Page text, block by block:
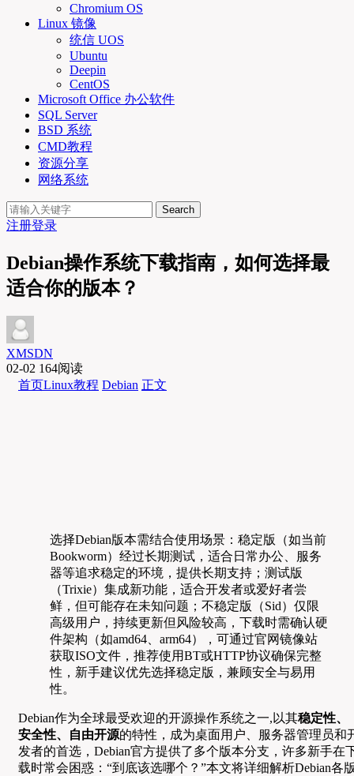
Chromium OS
Linux 镜像
统信 UOS
Ubuntu
Deepin
CentOS
Microsoft Office 办公软件
SQL Server
BSD 系统
CMD教程
资源分享
网络系统
Search
注册登录
Debian操作系统下载指南，如何选择最
适合你的版本？
XMSDN
02-02 164阅读
首页Linux教程 Debian 正文
选择Debian版本需结合使用场景：稳定版（如当前
Bookworm）经过长期测试，适合日常办公、服务
器等追求稳定的环境，提供长期支持；测试版
（Trixie）集成新功能，适合开发者或爱好者尝
鲜，但可能存在未知问题；不稳定版（Sid）仅限
高级用户，持续更新但风险较高，下载时需确认硬
件架构（如amd64、arm64），可通过官网镜像站
获取ISO文件，推荐使用BT或HTTP协议确保完整
性，新手建议优先选择稳定版，兼顾安全与易用
性。
Debian作为全球最受欢迎的开源操作系统之一,以其稳定性、
安全性、自由开源的特性，成为桌面用户、服务器管理员和
发者的首选，Debian官方提供了多个版本分支，许多新手在
载时常会困惑：“到底该选哪个？”本文将详细解析Debian各